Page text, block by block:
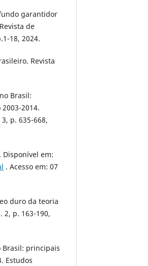
fundo garantidor
de
18, 2024.
Revista
Brasil:
2014.
p. 635-668,
Disponível em:
. Acesso em: 07
duro da teoria
2, p. 163-190,
Brasil: principais
Estudos